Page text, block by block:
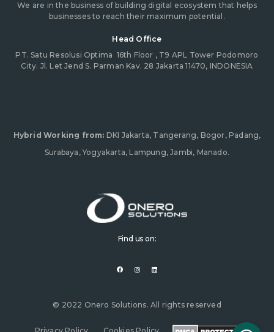
We are in the business of building digital ecosystem that helps
businesses to reach their maximum potential.
Head Office
PT. Satu Resolusi Optima 16th Floor , T9 APL Tower Podomoro
City. Jl. Let Jend S. Parman Kav. 28 Jakarta 11470, INDONESIA
Hybrid Working from: DKI Jakarta, Tangerang, Bogor, Padang,
Surabaya, Yogyakarta, Lampung, Jambi, Manado.
Find us on:
a
c
o
k
n
s
a
i
n
n
© 2022 Onero Solutions. All rights reserved